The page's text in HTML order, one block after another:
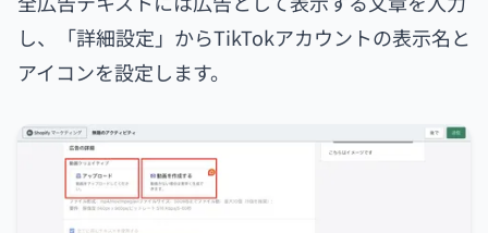
し、「詳細設定」からTikTokアカウントの表示名と
アイコンを設定します。